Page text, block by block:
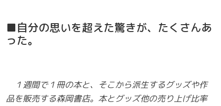
■自分の思いを超えた驚きが、たくさんあ
った。
１週間で１冊の本と、そこから派生するグッズや作
品を販売する森岡書店。本とグッズ他の売り上げ比率